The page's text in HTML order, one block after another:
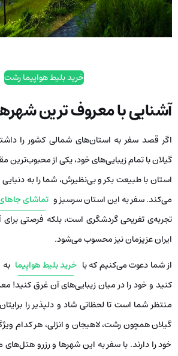
خرید بلیط هواپیما رشت
آشنایی با معروف ترین
اگر قصد سفر به استان‌های شمالی کشور را
گیلان با تمام زیبایی‌های خود، یکی از
استان با طبیعت بکر و بی‌نظیرش، شما را به
می‌کند. سفر به این استان سرسبز و تماشای
تجربه‌ی تفریحی گردشگری است، بلکه فرصتی برای
ایران عزیزمان نیز محسوب می‌شود.
از شما دعوت می‌کنیم که با خرید بلیط هواپیما
کنید و خود را در میان زیبایی‌های آن غرق کنید!
منتظر شما است تا لحظاتی شاد و دلپذیر را
گیلان همچون رشت، لاهیجان و انزلی، هر کدام
خود را دارند. با سفر به این شهرها و رزرو